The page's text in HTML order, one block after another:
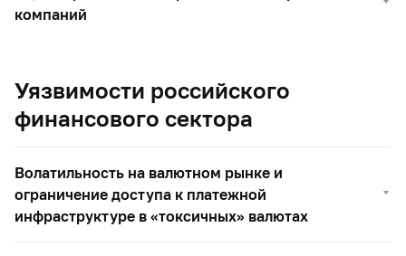
компаний
Уязвимости российского
финансового сектора
Волатильность на валютном рынке и
ограничение доступа к платежной
инфраструктуре в «токсичных» валютах